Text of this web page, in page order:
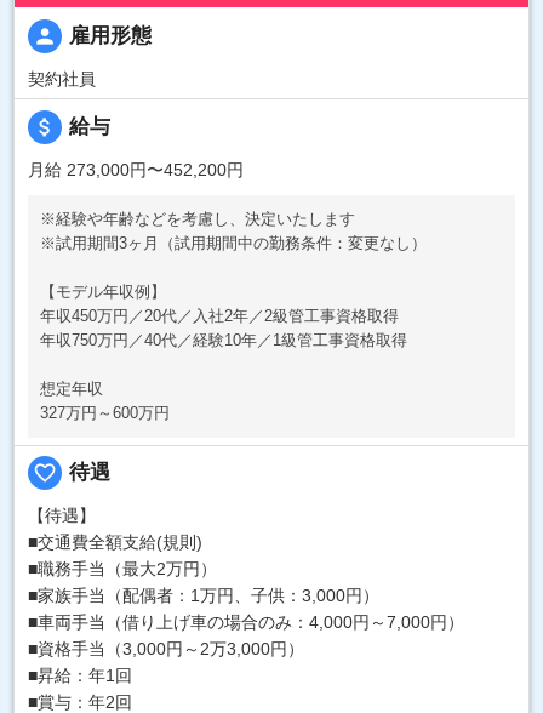
person 雇用形態
契約社員
attach_money 給与
月給 273,000円〜452,200円
※経験や年齢などを考慮し、決定いたします
※試用期間3ヶ月（試用期間中の勤務条件：変更なし）
【モデル年収例】
年収450万円／20代／入社2年／2級管工事資格取得
年収750万円／40代／経験10年／1級管工事資格取得
想定年収
327万円～600万円
favorite_border 待遇
【待遇】
■交通費全額支給(規則)
■職務手当（最大2万円）
■家族手当（配偶者：1万円、子供：3,000円）
■車両手当（借り上げ車の場合のみ：4,000円～7,000円）
■資格手当（3,000円～2万3,000円）
■昇給：年1回
■賞与：年2回